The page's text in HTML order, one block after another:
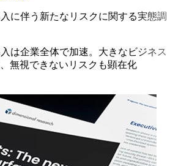
に伴う新たなリスクに関する実態調
は企業全体で加速。大きなビジネス
無視できないリスクも顕在化